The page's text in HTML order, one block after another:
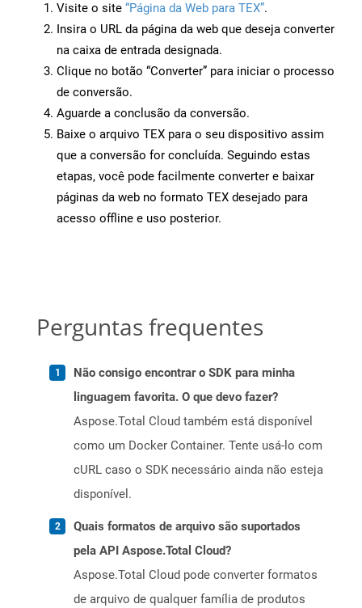
Visite o site “Página da Web para TEX”.
Insira o URL da página da web que deseja converter
na caixa de entrada designada.
Clique no botão “Converter” para iniciar o processo
de conversão.
Aguarde a conclusão da conversão.
Baixe o arquivo TEX para o seu dispositivo assim
que a conversão for concluída. Seguindo estas
etapas, você pode facilmente converter e baixar
páginas da web no formato TEX desejado para
acesso offline e uso posterior.
Perguntas frequentes
Não consigo encontrar o SDK para minha
linguagem favorita. O que devo fazer?
Aspose.Total Cloud também está disponível
como um Docker Container. Tente usá-lo com
cURL caso o SDK necessário ainda não esteja
disponível.
Quais formatos de arquivo são suportados
pela API Aspose.Total Cloud?
Aspose.Total Cloud pode converter formatos
de arquivo de qualquer família de produtos